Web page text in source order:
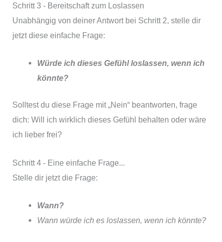
Schritt 3 - Bereitschaft zum Loslassen
Unabhängig von deiner Antwort bei Schritt 2, stelle dir
jetzt diese einfache Frage:
Würde ich dieses Gefühl loslassen, wenn ich
könnte?
Solltest du diese Frage mit „Nein“ beantworten, frage
dich: Will ich wirklich dieses Gefühl behalten oder wäre
ich lieber frei?
Schritt 4 - Eine einfache Frage...
Stelle dir jetzt die Frage:
Wann?
Wann würde ich es loslassen, wenn ich könnte?